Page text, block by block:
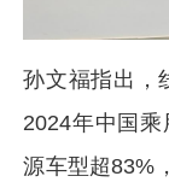
孙文福指出，
2024年中国
源车型超83%